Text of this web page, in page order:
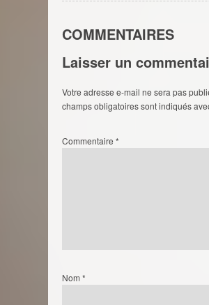
COMMENTAIRES
Laisser un
Votre adresse e-mail ne sera pas
champs obligatoires sont indiqués
Commentaire *
Nom *